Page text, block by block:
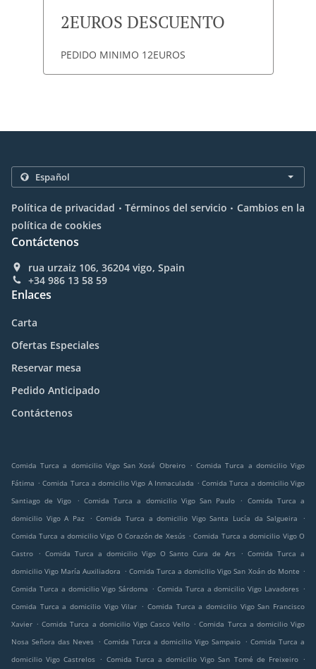
2EUROS DESCUENTO
PEDIDO MINIMO 12EUROS
Política de privacidad . Términos del servicio . Cambios en la
política de cookies
Contáctenos
rua urzaiz 106, 36204 vigo, Spain
+34 986 13 58 59
Enlaces
Carta
Ofertas Especiales
Reservar mesa
Pedido Anticipado
Contáctenos
Comida Turca a domicilio Vigo San Xosé Obreiro . Comida Turca a domicilio Vigo
Fátima . Comida Turca a domicilio Vigo A Inmaculada . Comida Turca a domicilio Vigo
Santiago de Vigo
. Comida Turca a domicilio Vigo San Paulo . Comida Turca a
domicilio Vigo A Paz
. Comida Turca a domicilio Vigo Santa Lucía da Salgueira
.
Comida Turca a domicilio Vigo O Corazón de Xesús . Comida Turca a domicilio Vigo O
Castro
. Comida Turca a domicilio Vigo O Santo Cura de Ars . Comida Turca a
domicilio Vigo María Auxiliadora . Comida Turca a domicilio Vigo San Xoán do Monte .
Comida Turca a domicilio Vigo Sárdoma . Comida Turca a domicilio Vigo Lavadores .
Comida Turca a domicilio Vigo Vilar . Comida Turca a domicilio Vigo San Francisco
Xavier . Comida Turca a domicilio Vigo Casco Vello . Comida Turca a domicilio Vigo
Nosa Señora das Neves . Comida Turca a domicilio Vigo Sampaio . Comida Turca a
domicilio Vigo Castrelos . Comida Turca a domicilio Vigo San Tomé de Freixeiro .